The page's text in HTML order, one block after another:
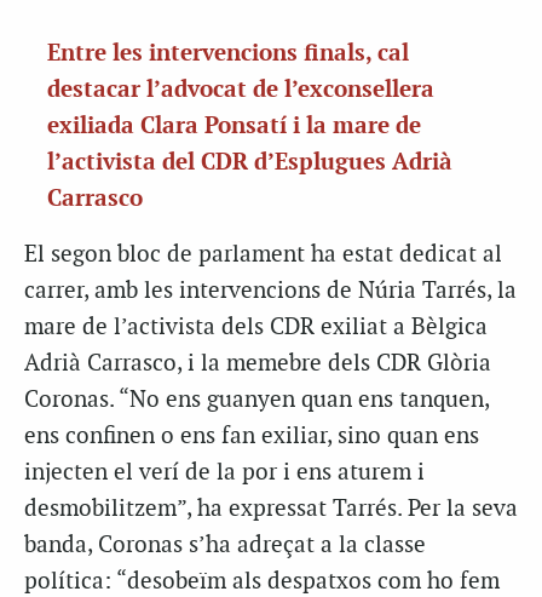
Entre les intervencions finals, cal
destacar l’advocat de l’exconsellera
exiliada Clara Ponsatí i la mare de
l’activista del CDR d’Esplugues Adrià
Carrasco
El segon bloc de parlament ha estat dedicat al
carrer, amb les intervencions de Núria Tarrés, la
mare de l’activista dels CDR exiliat a Bèlgica
Adrià Carrasco, i la memebre dels CDR Glòria
Coronas. “No ens guanyen quan ens tanquen,
ens confinen o ens fan exiliar, sino quan ens
injecten el verí de la por i ens aturem i
desmobilitzem”, ha expressat Tarrés. Per la seva
banda, Coronas s’ha adreçat a la classe
política: “desobeïm als despatxos com ho fem